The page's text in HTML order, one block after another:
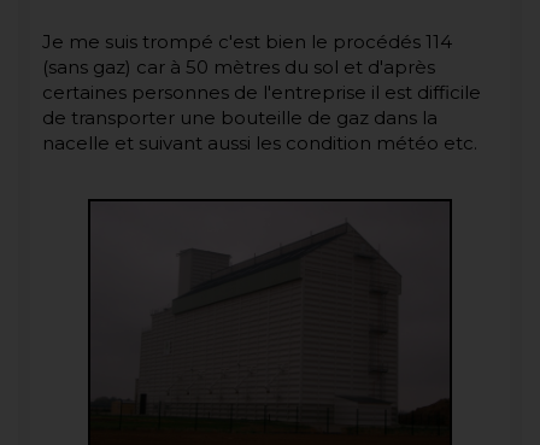
Je me suis trompé c'est bien le procédés 114
(sans gaz) car à 50 mètres du sol et d'après
certaines personnes de l'entreprise il est difficile
de transporter une bouteille de gaz dans la
nacelle et suivant aussi les condition météo etc.